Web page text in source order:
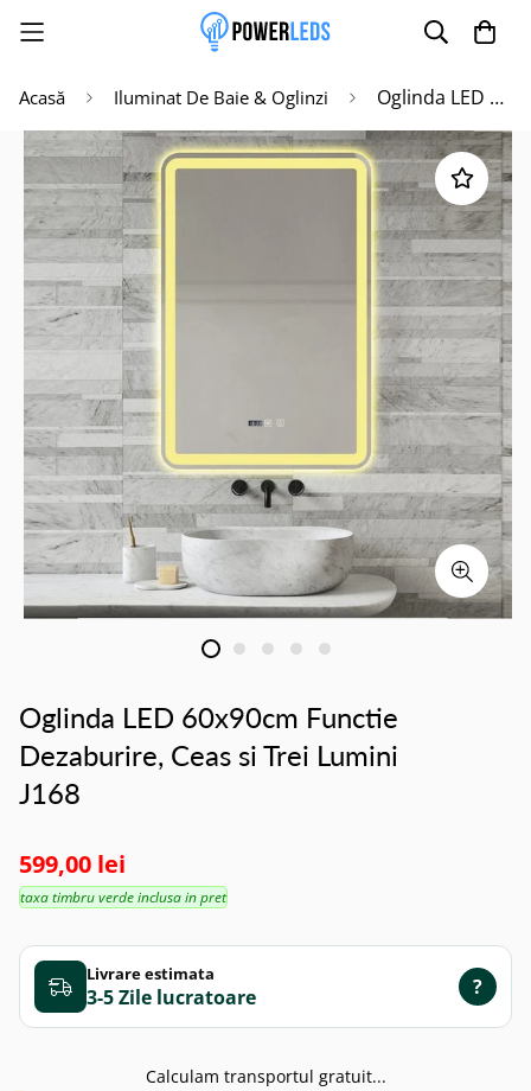
Acasă Iluminat De Baie & Oglinzi Oglinda LED 60x90cm Functie Dezaburire, Ceas si Trei Lumini J168
Oglinda LED 60x90cm Functie
Dezaburire, Ceas si Trei Lumini
J168
599,00 lei
taxa timbru verde inclusa in pret
Livrare estimata
3-5 Zile ?
Calculam transportul gratuit...
Poate mai târziu Activează notificările